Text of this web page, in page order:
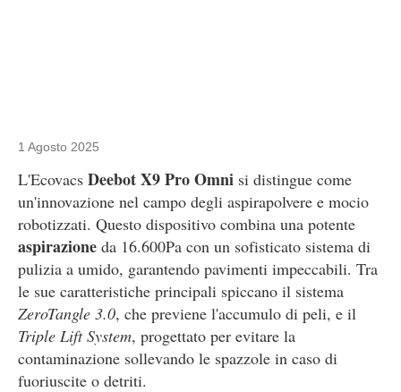
1 Agosto 2025
L'Ecovacs Deebot X9 Pro Omni si distingue come
un'innovazione nel campo degli aspirapolvere e mocio
robotizzati. Questo dispositivo combina una potente
aspirazione da 16.600Pa con un sofisticato sistema di
pulizia a umido, garantendo pavimenti impeccabili. Tra
le sue caratteristiche principali spiccano il sistema
ZeroTangle 3.0, che previene l'accumulo di peli, e il
Triple Lift System, progettato per evitare la
contaminazione sollevando le spazzole in caso di
fuoriuscite o detriti.